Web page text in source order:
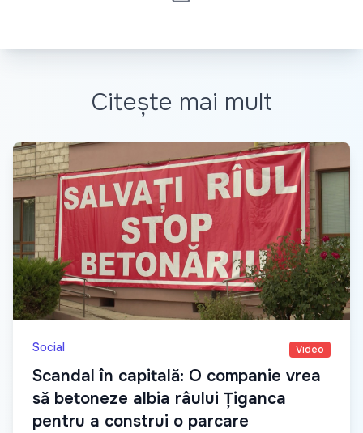
Citește mai mult
Social Video
Scandal în capitală: O companie vrea
să betoneze albia râului Țiganca
pentru a construi o parcare